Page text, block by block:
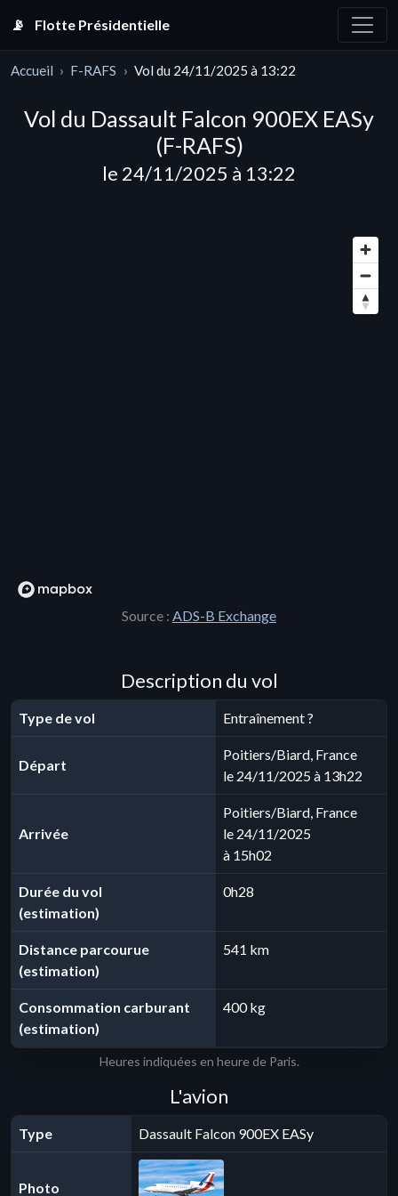
📡 Flotte Présidentielle
Accueil F-RAFS Vol du 24/11/2025 à 13:22
Vol du Dassault Falcon 900EX EASy
(F-RAFS)
le 24/11/2025 à 13:22
Source : ADS-B Exchange
Description du vol
Type de vol Entraînement ?
Départ
Poitiers/Biard, France
le 24/11/2025 à 13h22
Arrivée
Poitiers/Biard, France
le 24/11/2025
à 15h02
Durée du vol
(estimation)
0h28
Distance parcourue
(estimation)
541 km
Consommation carburant
(estimation)
400 kg
Heures indiquées en heure de Paris.
L'avion
Type Dassault Falcon 900EX EASy
Photo